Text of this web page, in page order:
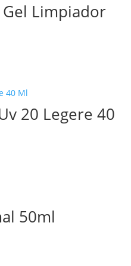
Gel Limpiador
20 Legere 40
50ml